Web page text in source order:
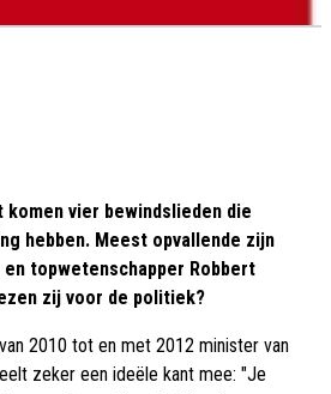
komen vier bewindslieden die
hebben. Meest opvallende zijn
topwetenschapper Robbert
zij voor de politiek?
2010 tot en met 2012 minister van
zeker een ideële kant mee: "Je